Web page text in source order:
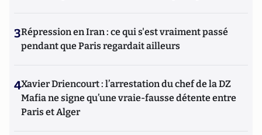
3Répression en Iran : ce qui s'est vraiment passé
pendant que Paris regardait ailleurs
4Xavier Driencourt : l’arrestation du chef de la DZ
Mafia ne signe qu’une vraie-fausse détente entre
Paris et Alger